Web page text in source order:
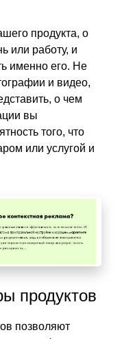
продукта, о
или работу, и
именно его. Не
и видео,
о чем
вы
того, что
или услугой и
продуктов
позволяют